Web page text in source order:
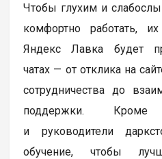
Чтобы глухим и
комфортно работать,
Яндекс Лавка будет
чатах — от отклика на
сотрудничества до
поддержки. Кроме
и руководители
обучение, чтобы